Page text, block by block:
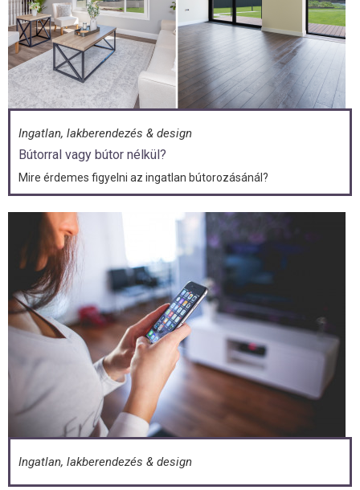
Ingatlan, lakberendezés & design
Bútorral vagy bútor nélkül?
Mire érdemes figyelni az ingatlan bútorozásánál?
Ingatlan, lakberendezés & design